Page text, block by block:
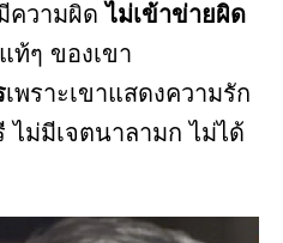
ความผิดไม่เข้าข่ายผิด
ท้ๆ ของเขา
เพราะเขาแสดงความรัก
ไม่มีเจตนาลามก ไม่ได้